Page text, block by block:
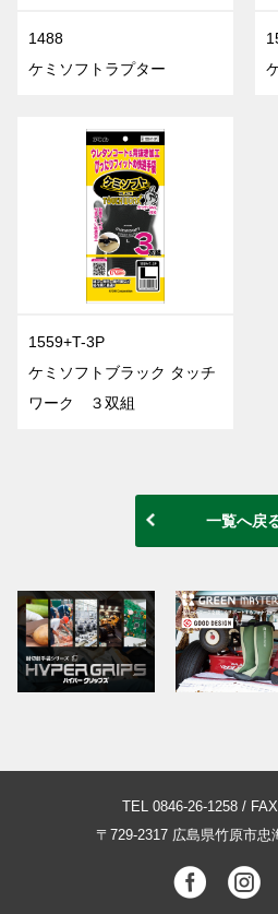
1488
ケミソフトラプター
1559+T-3P
ケミソフトブラック タッチ
ワーク ３双組
一覧へ戻
TEL 0846-26-1258 /
〒729-2317広島県竹原市忠